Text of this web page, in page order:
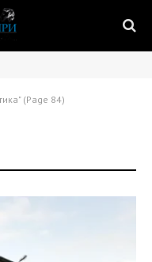
(Page 84)